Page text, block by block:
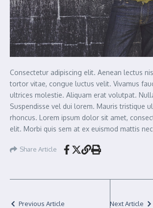
Consectetur adipiscing elit. Aenean lectus
tortor vitae, congue luctus velit. Vivamus
ultrices molestie. Aliquam erat volutpat.
Suspendisse vel dui lorem. Mauris tristique
rhoncus. Lorem ipsum dolor sit amet,
elit. Morbi quis sem at ex euismod mattis
Share Article
Previous Article Next Article